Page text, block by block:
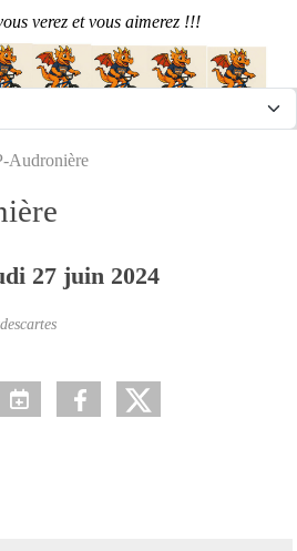
verez et vous aimerez !!!
Audronière
27 juin 2024